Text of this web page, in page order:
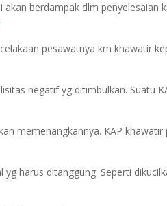
akan berdampak dlm penyelesaian
pesawatnya krn khawatir
negatif yg ditimbulkan. Suatu
memenangkannya. KAP
yg harus ditanggung. Seperti